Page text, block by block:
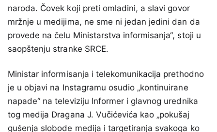
naroda. Čovek koji preti omladini, a slavi govor
mržnje u medijima, ne sme ni jedan jedini dan da
provede na čelu Ministarstva informisanja“, stoji u
saopštenju stranke SRCE.
Ministar informisanja i telekomunikacija prethodno
je u objavi na Instagramu osudio „kontinuirane
napade“ na televiziju Informer i glavnog urednika
tog medija Dragana J. Vučićevića kao „pokušaj
gušenja slobode medija i targetiranja svakoga ko